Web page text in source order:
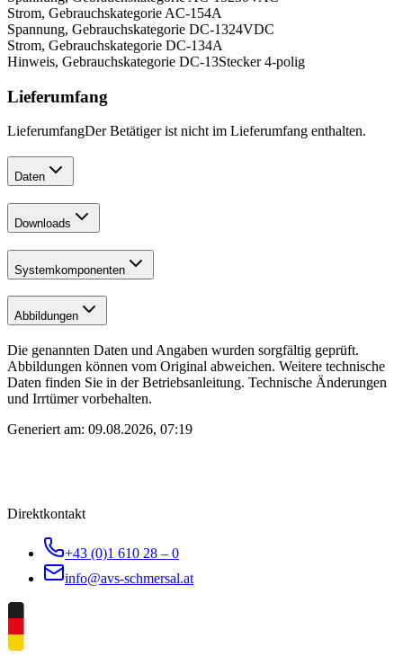
Strom, Gebrauchskategorie AC-154A
Spannung, Gebrauchskategorie DC-1324VDC
Strom, Gebrauchskategorie DC-134A
Hinweis, Gebrauchskategorie DC-13Stecker 4-polig
Lieferumfang
LieferumfangDer Betätiger ist nicht im Lieferumfang enthalten.
Daten
Downloads
Systemkomponenten
Abbildungen
Die genannten Daten und Angaben wurden sorgfältig geprüft.
Abbildungen können vom Original abweichen. Weitere technische
Daten finden Sie in der Betriebsanleitung. Technische Änderungen
und Irrtümer vorbehalten.
Generiert am: 09.08.2026, 07:19
Direktkontakt
+43 (0)1 610 28 – 0
info@avs-schmersal.at